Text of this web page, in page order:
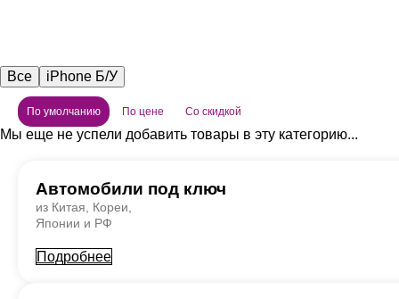
Все iPhone Б/У
По умолчанию По цене Со скидкой
Мы еще не успели добавить товары в эту категорию...
Автомобили под ключ
из Китая, Кореи,
Японии и РФ
Подробнее